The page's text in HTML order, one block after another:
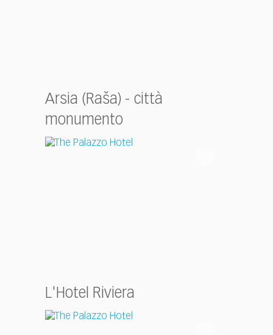
Arsia (Raša) - città
monumento
L'Hotel Riviera